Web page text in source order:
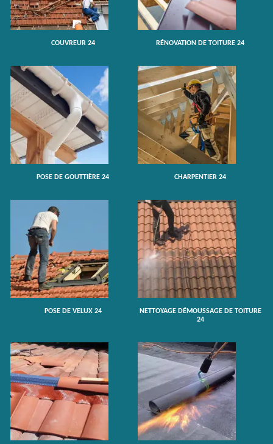
COUVREUR 24 RÉNOVATION DE TOITURE 24
POSE DE GOUTTIÈRE 24 CHARPENTIER 24
POSE DE VELUX 24
NETTOYAGE DÉMOUSSAGE DE TOITURE
24